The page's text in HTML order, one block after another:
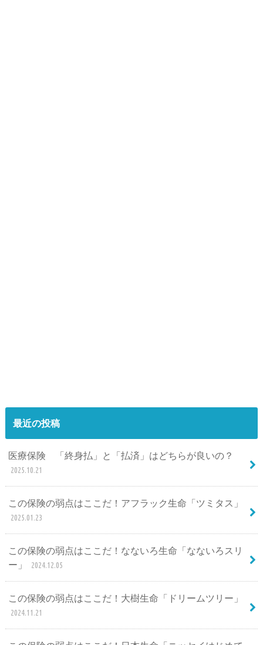
最近の投稿
医療保険 「終身払」と「払済」はどちらが良いの？
2025.10.21
この保険の弱点はここだ！アフラック生命「ツミタス」
2025.01.23
この保険の弱点はここだ！なないろ生命「なないろスリ
ー」
2024.12.05
この保険の弱点はここだ！大樹生命「ドリームツリー」
2024.11.21